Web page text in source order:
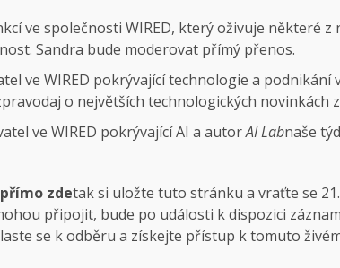
ve společnosti WIRED, který oživuje některé z
Sandra bude moderovat přímý přenos.
ve WIRED pokrývající technologie a podnikání
o největších technologických novinkách z
ve WIRED pokrývající AI a autorAI Labnaše
zdetak si uložte tuto stránku a vraťte se
připojit, bude po události k dispozici
se k odběru a získejte přístup k tomuto